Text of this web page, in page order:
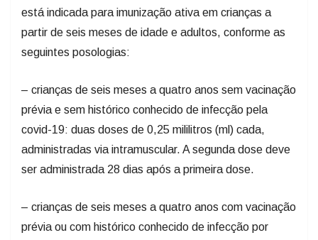
está indicada para imunização ativa em crianças a
partir de seis meses de idade e adultos, conforme as
seguintes posologias:
– crianças de seis meses a quatro anos sem vacinação
prévia e sem histórico conhecido de infecção pela
covid-19: duas doses de 0,25 mililitros (ml) cada,
administradas via intramuscular. A segunda dose deve
ser administrada 28 dias após a primeira dose.
– crianças de seis meses a quatro anos com vacinação
prévia ou com histórico conhecido de infecção por